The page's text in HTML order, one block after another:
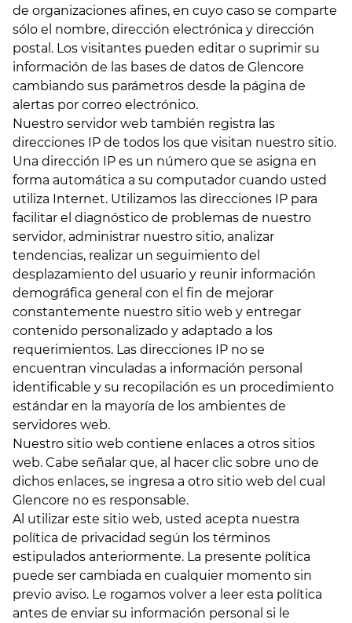
de organizaciones afines, en cuyo caso se comparte
sólo el nombre, dirección electrónica y dirección
postal. Los visitantes pueden editar o suprimir su
información de las bases de datos de Glencore
cambiando sus parámetros desde la página de
alertas por correo electrónico.
Nuestro servidor web también registra las
direcciones IP de todos los que visitan nuestro sitio.
Una dirección IP es un número que se asigna en
forma automática a su computador cuando usted
utiliza Internet. Utilizamos las direcciones IP para
facilitar el diagnóstico de problemas de nuestro
servidor, administrar nuestro sitio, analizar
tendencias, realizar un seguimiento del
desplazamiento del usuario y reunir información
demográfica general con el fin de mejorar
constantemente nuestro sitio web y entregar
contenido personalizado y adaptado a los
requerimientos. Las direcciones IP no se
encuentran vinculadas a información personal
identificable y su recopilación es un procedimiento
estándar en la mayoría de los ambientes de
servidores web.
Nuestro sitio web contiene enlaces a otros sitios
web. Cabe señalar que, al hacer clic sobre uno de
dichos enlaces, se ingresa a otro sitio web del cual
Glencore no es responsable.
Al utilizar este sitio web, usted acepta nuestra
política de privacidad según los términos
estipulados anteriormente. La presente política
puede ser cambiada en cualquier momento sin
previo aviso. Le rogamos volver a leer esta política
antes de enviar su información personal si le